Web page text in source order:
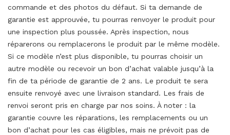
commande et des photos du défaut. Si ta demande de
garantie est approuvée, tu pourras renvoyer le produit pour
une inspection plus poussée. Après inspection, nous
réparerons ou remplacerons le produit par le même modèle.
Si ce modèle n’est plus disponible, tu pourras choisir un
autre modèle ou recevoir un bon d’achat valable jusqu’à la
fin de ta période de garantie de 2 ans. Le produit te sera
ensuite renvoyé avec une livraison standard. Les frais de
renvoi seront pris en charge par nos soins. À noter : la
garantie couvre les réparations, les remplacements ou un
bon d’achat pour les cas éligibles, mais ne prévoit pas de